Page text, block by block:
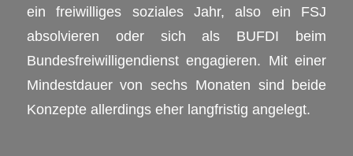
ein freiwilliges soziales Jahr, also ein FSJ
absolvieren oder sich als BUFDI beim
Bundesfreiwilligendienst engagieren. Mit einer
Mindestdauer von sechs Monaten sind beide
Konzepte allerdings eher langfristig angelegt.